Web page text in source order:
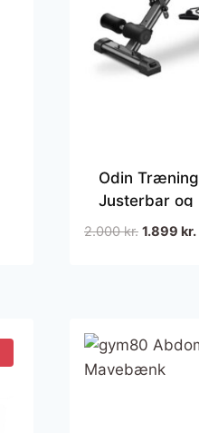
Odin
Justerbar og
2.000kr. Den
1.899 kr.